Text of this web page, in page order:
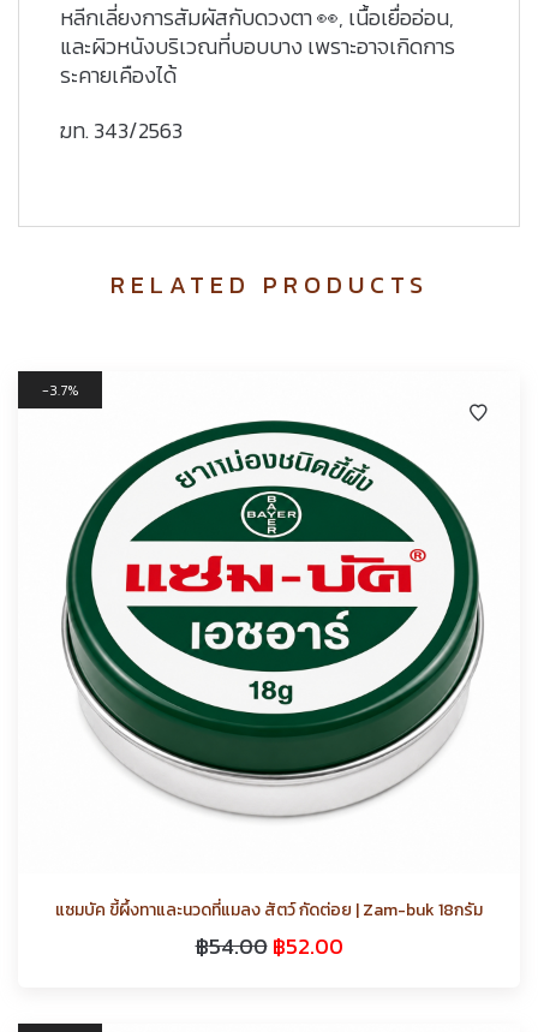
หลีกเลี่ยงการสัมผัสกับดวงตา 👀, เนื้อเยื่ออ่อน,
และผิวหนังบริเวณที่บอบบาง เพราะอาจเกิดการ
ระคายเคืองได้
ฆท. 343/2563
RELATED PRODUCTS
3.7%
แซมบัค ขี้ผึ้งทาและนวดที่แมลง สัตว์ กัดต่อย | Zam-buk 18กรัม
฿54.00 ฿52.00